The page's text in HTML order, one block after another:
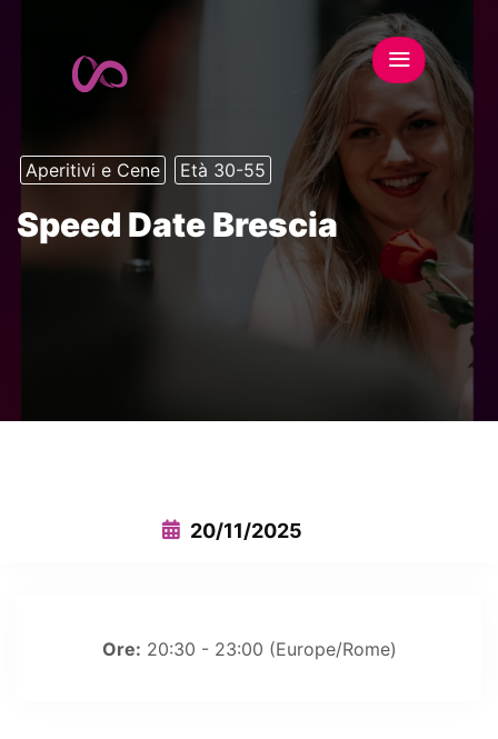
Aperitivi e Cene Età 30-55
Speed Date Brescia
20/11/2025
Ore: 20:30 - 23:00 (Europe/Rome)